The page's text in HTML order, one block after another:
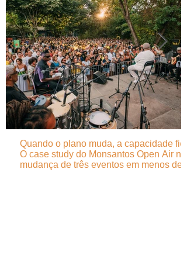
Quando o plano muda, a capacidade fica
O case study do Monsantos Open Air na
mudança de três eventos em menos de